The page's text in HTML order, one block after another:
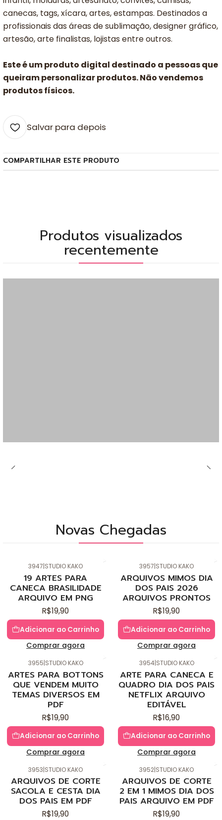
canecas, tags, xícara, artes, estampas. Destinados a
profissionais das áreas de sublimação, designer gráfico,
artesão, arte finalistas, lojistas entre outros.
Este é um produto digital destinado a pessoas que
queiram personalizar produtos. Não vendemos
produtos físicos.
Salvar para depois
COMPARTILHAR ESTE PRODUTO
Produtos visualizados
recentemente
Novas Chegadas
3947 STUDIO KAKO
19 ARTES PARA
CANECA BRASILIDADE
ARQUIVO EM PNG
R$19,90
Adicionar ao Carrinho
Comprar agora
3957 STUDIO KAKO
ARQUIVOS MIMOS DIA
DOS PAIS 2026
ARQUIVOS PRONTOS
R$19,90
Adicionar ao Carrinho
Comprar agora
3955|STUDIO KAKO
ARTES PARA BOTTONS
QUE VENDEM MUITO
TEMAS DIVERSOS EM
PDF
R$19,90
Adicionar ao Carrinho
Comprar agora
3954|STUDIO KAKO
ARTE PARA CANECA E
QUADRO DIA DOS PAIS
NETFLIX ARQUIVO
EDITÁVEL
R$16,90
Adicionar ao Carrinho
Comprar agora
3953|STUDIO KAKO
ARQUIVOS DE CORTE
SACOLA E CESTA DIA
DOS PAIS EM PDF
R$19,90
3952|STUDIO KAKO
ARQUIVOS DE CORTE
2 EM 1 MIMOS DIA DOS
PAIS ARQUIVO EM PDF
R$19,90